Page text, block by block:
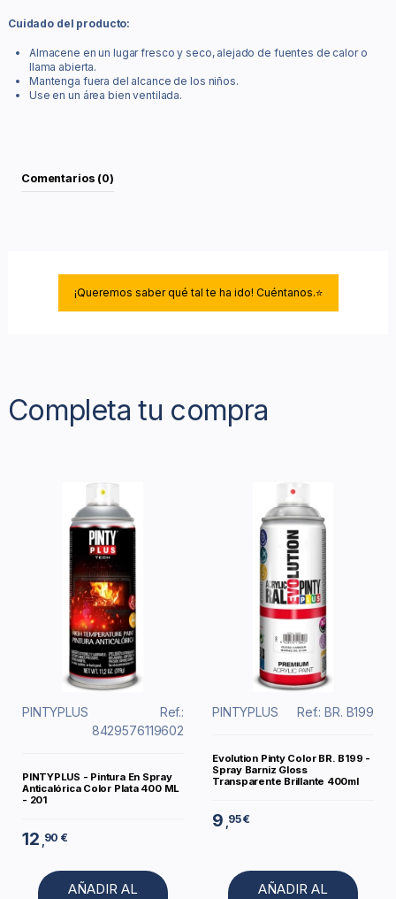
Cuidado del producto:
Almacene en un lugar fresco y seco, alejado de fuentes de calor o
llama abierta.
Mantenga fuera del alcance de los niños.
Use en un área bien ventilada.
Comentarios (0)
¡Queremos saber qué tal te ha ido! Cuéntanos.⭐
Completa tu compra
PINTYPLUS
Ref.:
8429576119602
PINTYPLUS - Pintura En Spray
Anticalórica Color Plata 400 ML
- 201
12 ,90 €
AÑADIR AL
PINTYPLUS Ref.: BR. B199
Evolution Pinty Color BR. B199 -
Spray Barniz Gloss
Transparente Brillante 400ml
9 ,95 €
AÑADIR AL